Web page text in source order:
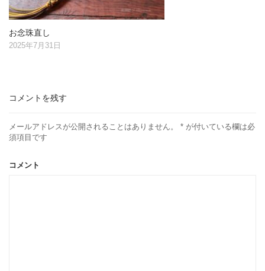
お念珠直し
2025年7月31日
コメントを残す
メールアドレスが公開されることはありません。 * が付いている欄は必
須項目です
コメント